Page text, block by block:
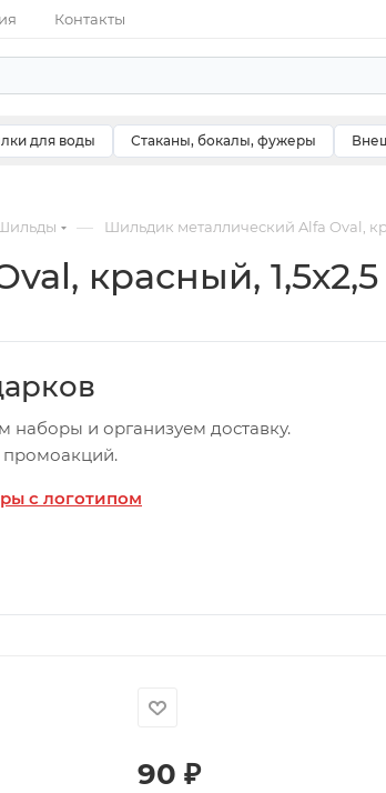
Контакты
для воды Стаканы, бокалы, фужеры
— Шильдик металлический Alfa Oval,
красный,
наборы и организуем доставку.
промоакций.
с логотипом
90 ₽